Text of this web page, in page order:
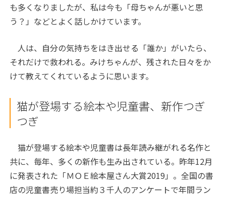
も多くなりましたが、私は今も「母ちゃんが悪いと思
う？」などとよく話しかけています。
人は、自分の気持ちをはき出せる「誰か」がいたら、
それだけで救われる。みけちゃんが、残された日々をか
けて教えてくれているように思います。
猫が登場する絵本や児童書、新作つぎ
つぎ
猫が登場する絵本や児童書は長年読み継がれる名作と
共に、毎年、多くの新作も生み出されている。昨年12月
に発表された「ＭＯＥ絵本屋さん大賞2019」。全国の書
店の児童書売り場担当約３千人のアンケートで年間ラン